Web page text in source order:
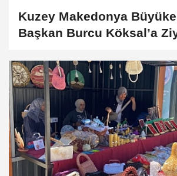
Kuzey Makedonya
Başkan Burcu Köksal’a